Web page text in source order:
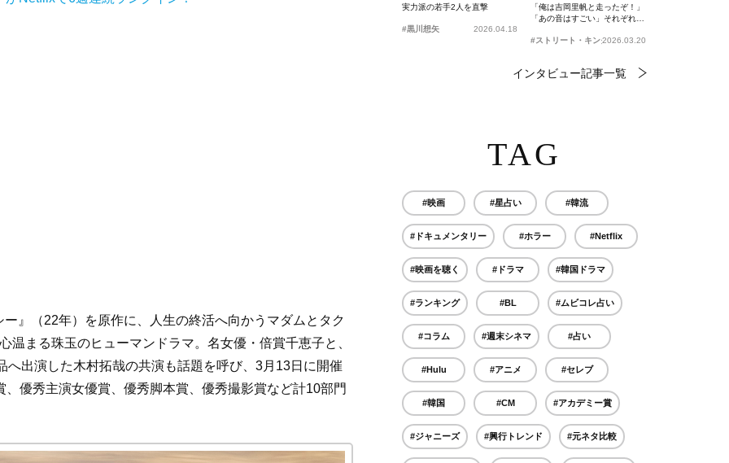
』（22年）を原作に、人生の終活へ向かうマダムとタク
まる珠玉のヒューマンドラマ。名女優・倍賞千恵子と、
出演した木村拓哉の共演も話題を呼び、3月13日に開催
優秀主演女優賞、優秀脚本賞、優秀撮影賞など計10部門
実力派の若手2人を直撃
#黒川想矢 2026.04.18
也、吉岡里帆インタビュ
ー
「俺は吉岡里帆と走ったぞ！」
「あの音はすごい」それぞれの
#ストリート・キングダム 自分の音を鳴らせ。
2026.03.20
インタビュー記事一覧
TAG
#映画 #星占い #韓流
#ドキュメンタリー #ホラー #Netflix
#映画を聴く #ドラマ #韓国ドラマ
#ランキング #BL #ムビコレ占い
#コラム #週末シネマ #占い
#Hulu #アニメ #セレブ
#韓国 #CM #アカデミー賞
#ジャニーズ #興行トレンド #元ネタ比較